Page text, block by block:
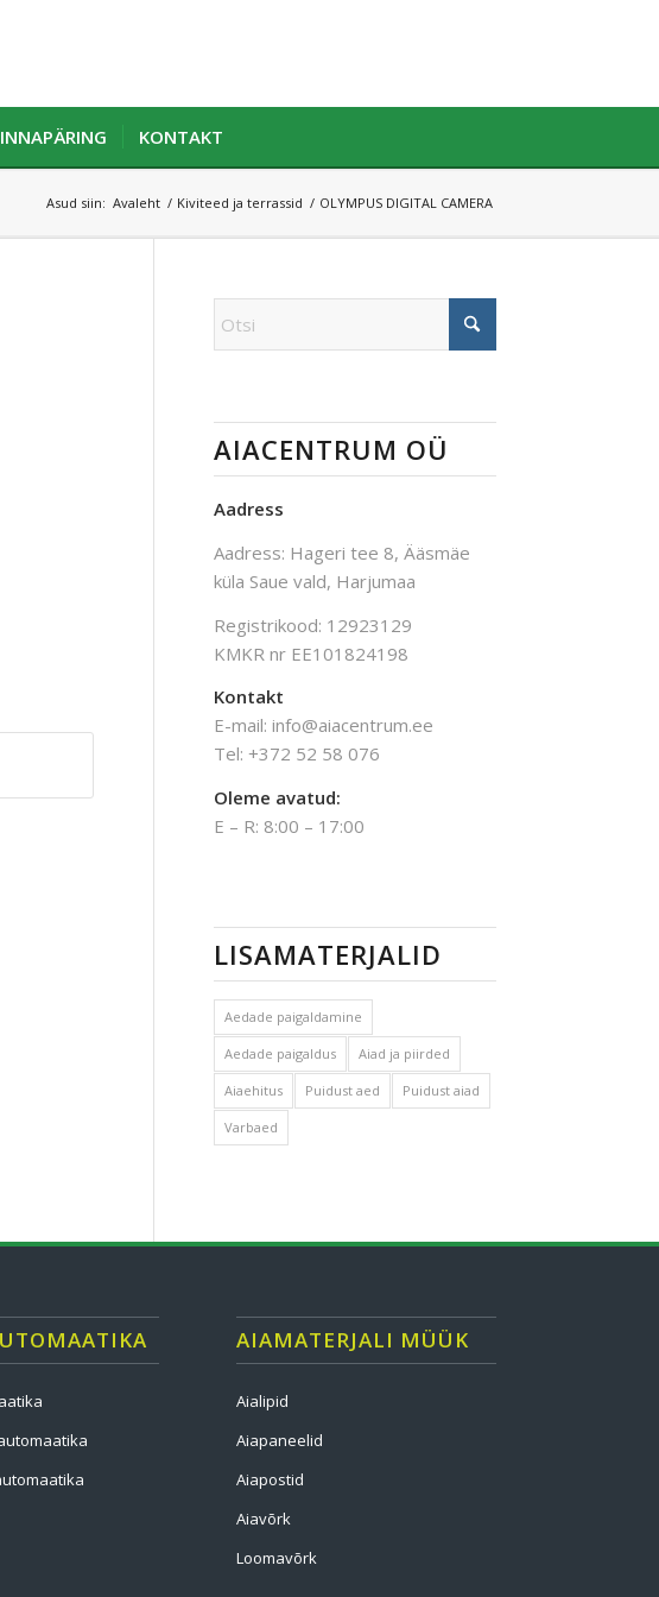
KONTAKT
Asud siin: Avaleht / Kiviteed ja terrassid / OLYMPUS DIGITAL CAMERA
AIACENTRUM OÜ
Aadress
Aadress: Hageri tee 8, Ääsmäe
küla Saue vald, Harjumaa
Registrikood: 12923129
KMKR nr EE101824198
Kontakt
E-mail: info@aiacentrum.ee
Tel: +372 52 58 076
Oleme avatud:
E – R: 8:00 – 17:00
LISAMATERJALID
Aedade paigaldamine
Aedade paigaldus Aiad ja piirded
Aiaehitus Puidust aed Puidust aiad
Varbaed
AIAMATERJALI MÜÜK
Aialipid
Aiapaneelid
Aiapostid
Aiavõrk
Loomavõrk